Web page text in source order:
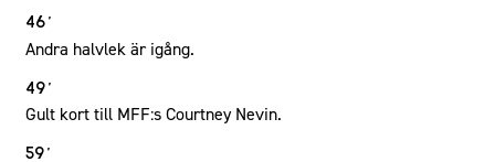
46´
Andra halvlek är igång.
49´
Gult kort till MFF:s Courtney Nevin.
59´